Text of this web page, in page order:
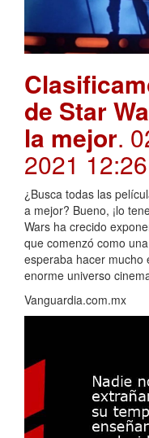
de Star
la mejor.
2021 12:26
¿Busca todas las
a mejor? Bueno, ¡lo
Wars ha crecido
que comenzó como
esperaba hacer mucho
enorme universo
Vanguardia.com.mx